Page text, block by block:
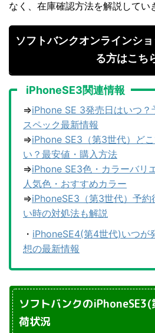
なく、在庫確認方法を解説してい
ソフトバンクオンラインシ
る方はこち
iPhoneSE3関連情報
⇒iPhone SE 3発売日はいつ？
スペック最新情報
⇒iPhone SE3（第3世代）ど
い？最安値・購入方法
⇒iPhone SE3色・カラーバリ
人気色・おすすめカラー
⇒iPhoneSE3（第3世代）予約
い時の対処法も解説
・ iPhoneSE4(第4世代)いつが
想の最新情報
ソフトバンクの
荷状況